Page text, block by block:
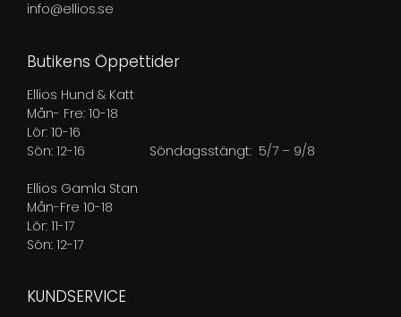
info@ellios.se
Butikens Öppettider
Ellios Hund & Katt
Mån- Fre: 10-18
Lör: 10-16
Sön: 12-16 Söndagsstängt: 5/7 – 9/8
Ellios Gamla Stan
Mån-Fre 10-18
Lör: 11-17
Sön: 12-17
KUNDSERVICE